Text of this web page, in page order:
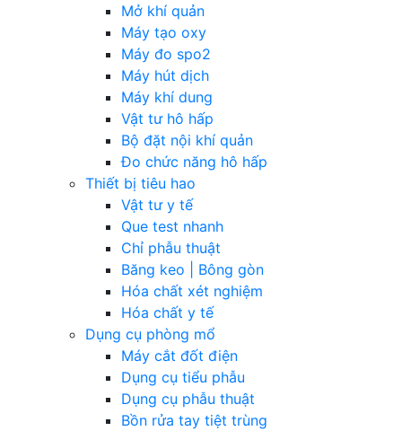
Mở khí quản
Máy tạo oxy
Máy đo spo2
Máy hút dịch
Máy khí dung
Vật tư hô hấp
Bộ đặt nội khí quản
Đo chức năng hô hấp
Thiết bị tiêu hao
Vật tư y tế
Que test nhanh
Chỉ phẫu thuật
Băng keo | Bông gòn
Hóa chất xét nghiệm
Hóa chất y tế
Dụng cụ phòng mổ
Máy cắt đốt điện
Dụng cụ tiểu phẫu
Dụng cụ phẫu thuật
Bồn rửa tay tiệt trùng